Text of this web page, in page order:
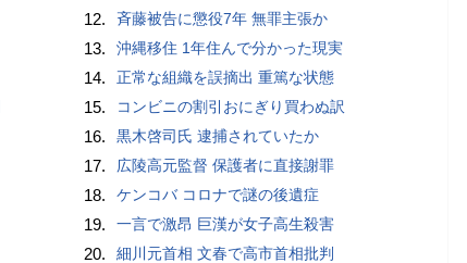
12. 斉藤被告に懲役7年 無罪主張か
13. 沖縄移住 1年住んで分かった現実
14. 正常な組織を誤摘出 重篤な状態
15. コンビニの割引おにぎり買わぬ訳
16. 黒木啓司氏 逮捕されていたか
17. 広陵高元監督 保護者に直接謝罪
18. ケンコバ コロナで謎の後遺症
19. 一言で激昂 巨漢が女子高生殺害
20. 細川元首相 文春で高市首相批判